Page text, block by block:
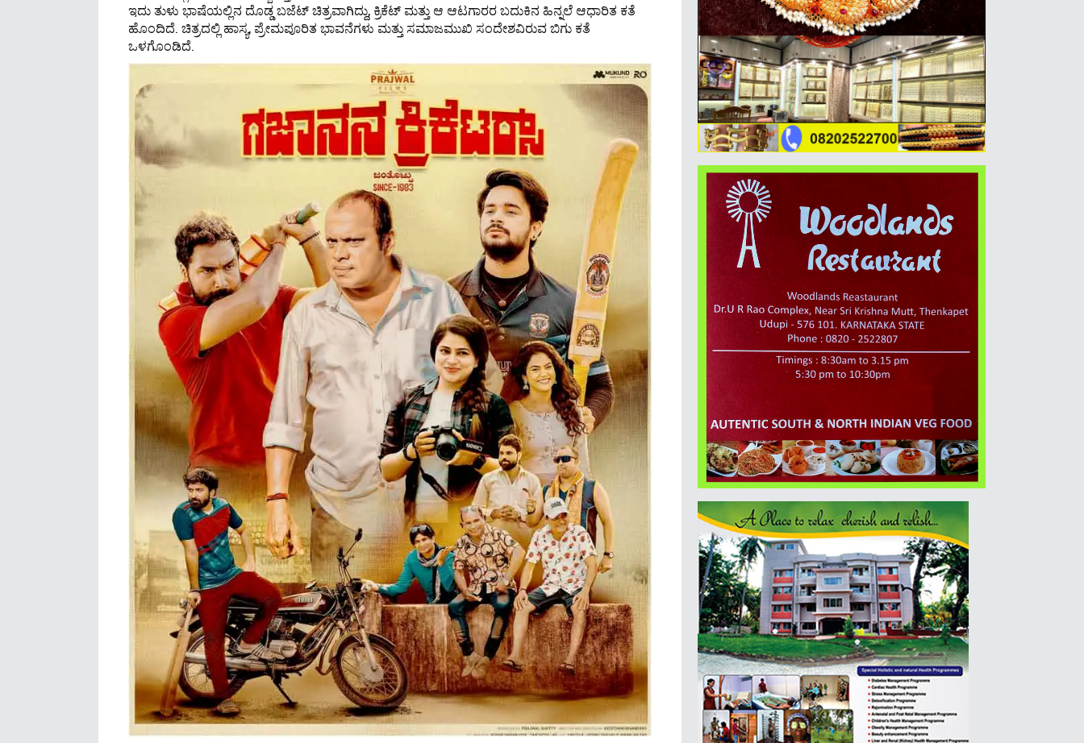
ಇದು ತುಳು ಭಾಷೆಯಲ್ಲಿನ ದೊಡ್ಡ ಬಜೆಟ್ ಚಿತ್ರವಾಗಿದ್ದು, ಕ್ರಿಕೆಟ್ ಮತ್ತು ಆ ಆಟಗಾರರ ಬದುಕಿನ ಹಿನ್ನಲೆ ಆಧಾರಿತ ಕತೆ
ಹೊಂದಿದೆ. ಚಿತ್ರದಲ್ಲಿ ಹಾಸ್ಯ, ಪ್ರೇಮಪೂರಿತ ಭಾವನೆಗಳು ಮತ್ತು ಸಮಾಜಮುಖಿ ಸಂದೇಶವಿರುವ ಬಿಗು ಕತೆ
ಒಳಗೊಂಡಿದೆ.